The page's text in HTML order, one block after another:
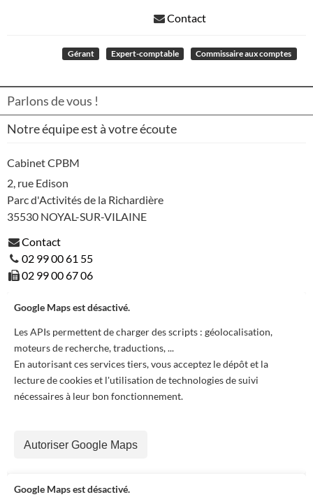
Contact
Gérant Expert-comptable Commissaire aux comptes
Parlons de vous !
Notre équipe est à votre écoute
Cabinet CPBM
2, rue Edison
Parc d'Activités de la Richardière
35530 NOYAL-SUR-VILAINE
Contact
02 99 00 61 55
02 99 00 67 06
Google Maps est désactivé.
Les APIs permettent de charger des scripts : géolocalisation,
moteurs de recherche, traductions, ...
En autorisant ces services tiers, vous acceptez le dépôt et la
lecture de cookies et l'utilisation de technologies de suivi
nécessaires à leur bon fonctionnement.
Autoriser Google Maps
Google Maps est désactivé.